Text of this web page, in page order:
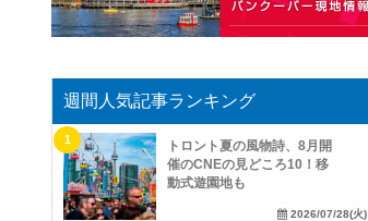
週間人気記事ランキング
トロント夏の風物詩、8月開
催のCNEの見どころ10！移
動式遊園地も
2026/07/28(火)